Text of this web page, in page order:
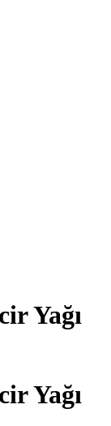
Yağı
Yağı